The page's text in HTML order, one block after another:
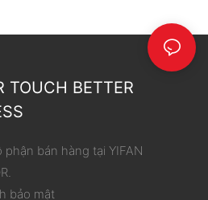
TOUCH BETTER
phận bán hàng tại YIFAN
bảo mật